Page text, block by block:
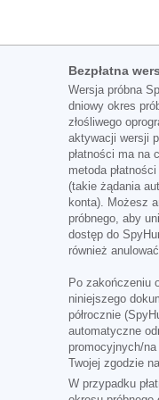
Bezpłatna
Wersja próbna
dniowy okres
złośliwego
aktywacji wersji
płatności ma na
metoda
(takie żądania
konta). Możesz
próbnego, aby
dostęp do
również
Po zakończeniu
niniejszego
półrocznie
automatyczne
promocyjnych/
Twojej zgodzie na
W przypadku